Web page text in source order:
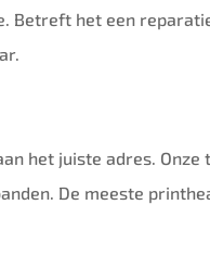
Betreft het een
het juiste adres.
De meeste